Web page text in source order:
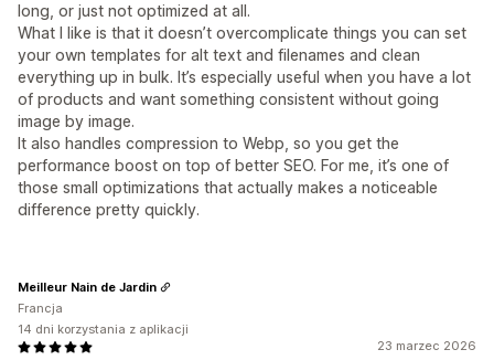
long, or just not optimized at all.
What I like is that it doesn’t overcomplicate things you can set
your own templates for alt text and filenames and clean
everything up in bulk. It’s especially useful when you have a lot
of products and want something consistent without going
image by image.
It also handles compression to Webp, so you get the
performance boost on top of better SEO. For me, it’s one of
those small optimizations that actually makes a noticeable
difference pretty quickly.
23 marzec 2026
Meilleur Nain de Jardin
Francja
14 dni korzystania z aplikacji